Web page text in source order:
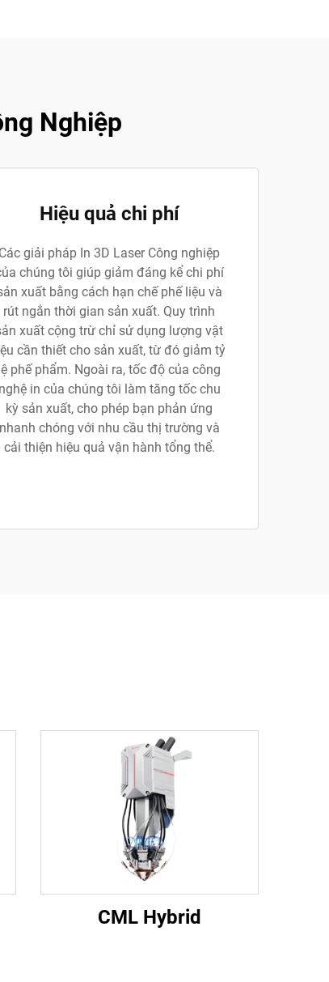
Nghiệp
Hiệu quả chi phí
Các giải pháp In 3D Laser Công nghiệp
chúng tôi giúp giảm đáng kể chi phí
xuất bằng cách hạn chế phế liệu và
rút ngắn thời gian sản xuất. Quy trình
xuất cộng trừ chỉ sử dụng lượng vật
cần thiết cho sản xuất, từ đó giảm tỷ
phế phẩm. Ngoài ra, tốc độ của công
nghệ in của chúng tôi làm tăng tốc chu
kỳ sản xuất, cho phép bạn phản ứng
nhanh chóng với nhu cầu thị trường và
cải thiện hiệu quả vận hành tổng thể.
CML Hybrid